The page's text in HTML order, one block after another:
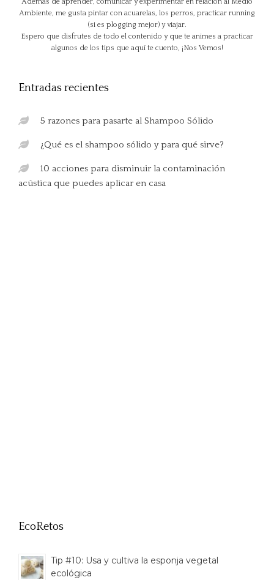
Ambiente, me gusta pintar con acuarelas, los perros, practicar running
(si es plogging mejor) y viajar.
Espero que disfrutes de todo el contenido y que te animes a practicar
algunos de los tips que aquí te cuento, ¡Nos Vemos!
Entradas recientes
5 razones para pasarte al Shampoo Sólido
¿Qué es el shampoo sólido y para qué sirve?
10 acciones para disminuir la contaminación
acústica que puedes aplicar en casa
EcoRetos
Tip #10: Usa y cultiva la esponja vegetal
ecológica